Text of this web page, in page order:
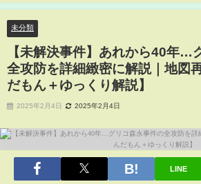
細緻密に解説｜地図再現アニメ【ずんだもん＋ゆっくり
未分類
【未解決事件】あれから40年…
全攻防を詳細緻密に解説｜地図
だもん＋ゆっくり解説】
2025年2月4日 2025年2月4日
LINE